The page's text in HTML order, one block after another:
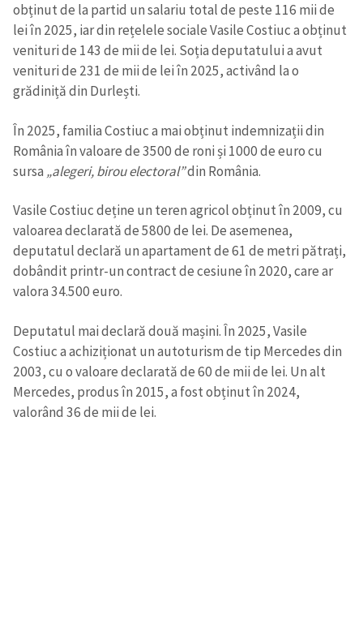
obținut de la partid un salariu total de peste 116 mii de
lei în 2025, iar din rețelele sociale Vasile Costiuc a obținut
venituri de 143 de mii de lei. Soția deputatului a avut
venituri de 231 de mii de lei în 2025, activând la o
grădiniță din Durlești.
În 2025, familia Costiuc a mai obținut indemnizații din
România în valoare de 3500 de roni și 1000 de euro cu
sursa „alegeri, birou electoral”din România.
Vasile Costiuc deține un teren agricol obținut în 2009, cu
valoarea declarată de 5800 de lei. De asemenea,
deputatul declară un apartament de 61 de metri pătrați,
dobândit printr-un contract de cesiune în 2020, care ar
valora 34.500 euro.
Deputatul mai declară două mașini. În 2025, Vasile
Costiuc a achiziționat un autoturism de tip Mercedes din
2003, cu o valoare declarată de 60 de mii de lei. Un alt
Mercedes, produs în 2015, a fost obținut în 2024,
valorând 36 de mii de lei.